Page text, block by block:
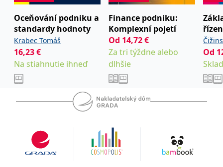
Oceňování podniku a
standardy hodnoty
Krabec Tomáš
16,23€
Na stiahnutie ihneď
Finance podniku:
Komplexní pojetí
Vochozka Marek
a
Od 14,72€
Za tri týždne alebo
dlhšie
Od
uid
.adform.net 2 měsíce
Tento soubor cookie
poskytuje jednoznačně
přiřazené strojově
generované ID uživatele
a shromažďuje údaje o
aktivitě na webu. Tato
data mohou být
odeslána k analýze a